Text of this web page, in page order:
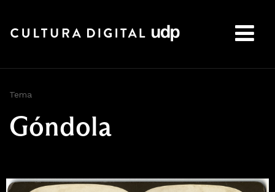
Tema
Góndola